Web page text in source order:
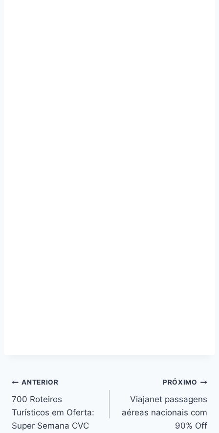
Navegação
de
Post
ANTERIOR
700 Roteiros
Turísticos em Oferta:
Super Semana CVC
PRÓXIMO
Viajanet passagens
aéreas nacionais com
90% Off